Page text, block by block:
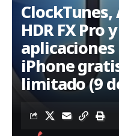
ClockTunes,
HDR FX Pro
aplicaciones
iPhone
limitado (9